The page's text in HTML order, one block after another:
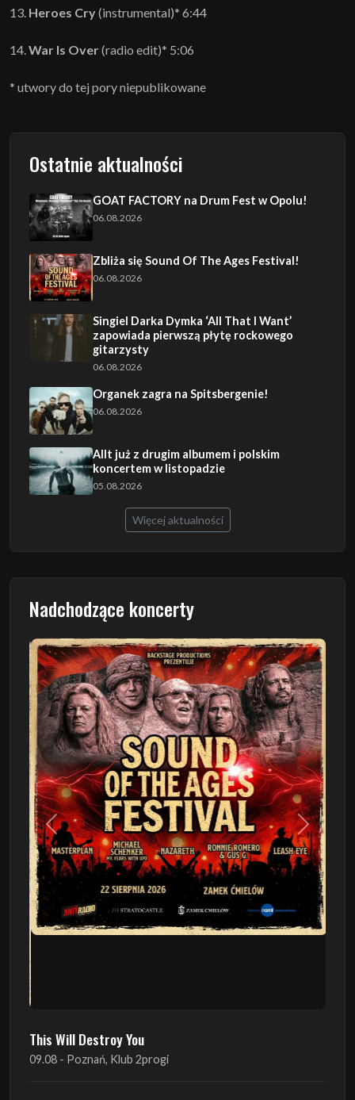
13. Heroes Cry(instrumental)* 6:44
14.War Is Over(radio edit)* 5:06
* utwory do tej pory niepublikowane
Ostatnie aktualności
GOAT FACTORY na Drum Fest w Opolu!
06.08.2026
Zbliża się Sound Of The Ages Festival!
06.08.2026
Singiel Darka Dymka ‘All That I Want’
zapowiada pierwszą płytę rockowego
gitarzysty
06.08.2026
Organek zagra na Spitsbergenie!
06.08.2026
Allt już z drugim albumem i polskim
koncertem w listopadzie
05.08.2026
Więcej aktualności
Nadchodzące koncerty
Poprzedni Następny
This Will Destroy You
09.08 - Poznań, Klub 2progi
Sound Of The Ages Festival
22.08 - Ćmielów, Zamek Ćmielów